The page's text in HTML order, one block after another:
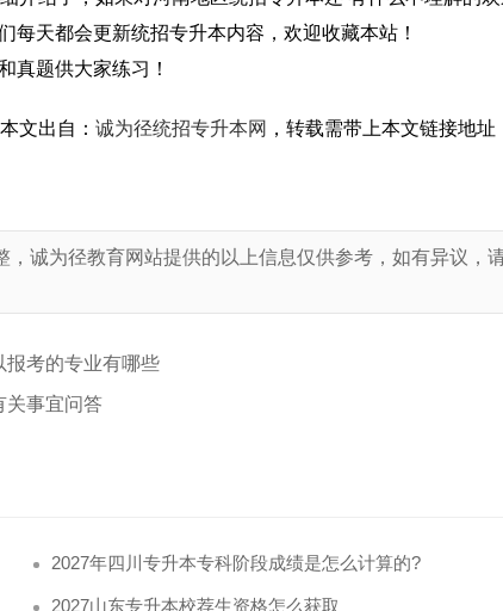
天都会更新统招专升本内容，欢迎收藏本站！
真题供大家练习！
本文出自： 诚为径统招专升本网 ，转载需带上本文链接地址
，诚为径教育网站提供的以上信息仅供参考，如有异议，
报考的专业有哪些
关事宜问答
2027年四川专升本专科阶段成绩是怎么计算的?
2027山东专升本校荐生资格怎么获取